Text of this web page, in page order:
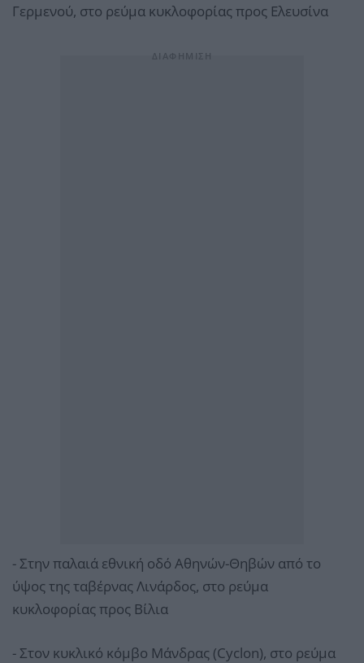
Γερμενού, στο ρεύμα κυκλοφορίας προς Ελευσίνα
- Στην παλαιά εθνική οδό Αθηνών-Θηβών από το
ύψος της ταβέρνας Λινάρδος, στο ρεύμα
κυκλοφορίας προς Βίλια
- Στον κυκλικό κόμβο Μάνδρας (Cyclon), στο ρεύμα